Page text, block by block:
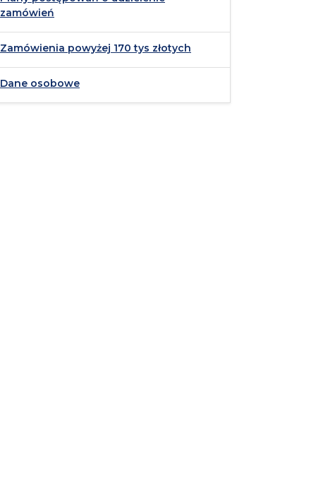
zamówień
Zamówienia powyżej 170 tys złotych
Dane osobowe